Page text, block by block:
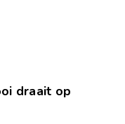
draait op